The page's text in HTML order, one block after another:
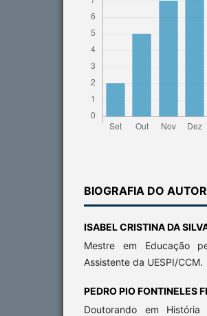
BIOGRAFIA DO AUTOR
ISABEL CRISTINA DA
Mestre em Educação
Assistente da UESPI/CCM.
PEDRO PIO FONTINELES
Doutorando em